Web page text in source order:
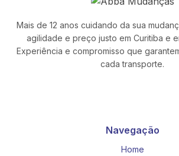
Mais de 12 anos cuidando da sua
agilidade e preço justo em Curitiba e
Experiência e compromisso que
cada transporte.
Navegação
Home